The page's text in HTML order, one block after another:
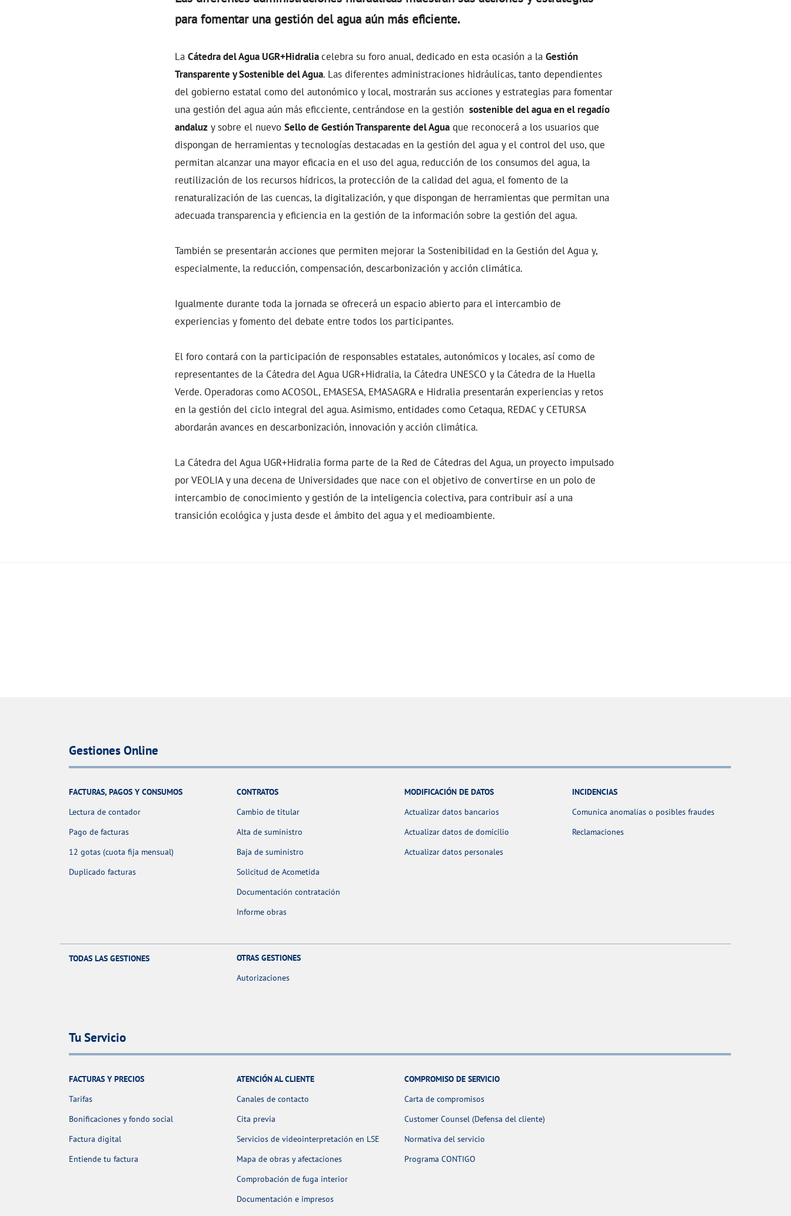
para fomentar una gestión del agua aún más eficiente.
La Cátedra del Agua UGR+Hidraliacelebra su foro anual, dedicado en esta ocasión a la Gestión
Transparente y Sostenible del Agua. Las diferentes administraciones hidráulicas, tanto dependientes
del gobierno estatal como del autonómico y local, mostrarán sus acciones y estrategias para fomentar
una gestión del agua aún más eficciente, centrándose en la gestión sostenible del agua en el regadío
andaluz y sobre el nuevo Sello de GestiónTransparente del Agua que reconocerá a los usuarios que
dispongan de herramientas y tecnologías destacadas en la gestión del agua y el control del uso, que
permitan alcanzar una mayor eficacia en el uso del agua, reducción de los consumos del agua, la
reutilización de los recursos hídricos, la protección de la calidad del agua, el fomento de la
renaturalización de las cuencas, la digitalización, y que dispongan de herramientas que permitan una
adecuada transparencia y eficiencia en la gestión de la información sobre la gestión del agua.
También se presentarán acciones que permiten mejorar la Sostenibilidad en la Gestión del Agua y,
especialmente, la reducción, compensación, descarbonización y acción climática.
Igualmente durante toda la jornada se ofrecerá un espacio abierto para el intercambio de
experiencias y fomento del debate entre todos los participantes.
El foro contará con la participación de responsables estatales, autonómicos y locales, así como de
representantes de la Cátedra del Agua UGR+Hidralia, la Cátedra UNESCO y la Cátedra de la Huella
Verde. Operadoras como ACOSOL, EMASESA, EMASAGRA e Hidralia presentarán experiencias y retos
en la gestión del ciclo integral del agua. Asimismo, entidades como Cetaqua, REDAC y CETURSA
abordarán avances en descarbonización, innovación y acción climática.
La Cátedra del Agua UGR+Hidralia forma parte de la Red de Cátedras del Agua, un proyecto impulsado
por VEOLIA y una decena de Universidades que nace con el objetivo de convertirse en un polo de
intercambio de conocimiento y gestión de la inteligencia colectiva, para contribuir así a una
transición ecológica y justa desde el ámbito del agua y el medioambiente.
Gestiones Online
FACTURAS, PAGOS Y CONSUMOS
Lectura de contador
Pago de facturas
12 gotas (cuota fija mensual)
Duplicado facturas
CONTRATOS
Cambio de titular
Alta de suministro
Baja de suministro
Solicitud de Acometida
Documentación contratación
Informe obras
MODIFICACIÓN DE DATOS
Actualizar datos bancarios
Actualizar datos de domicilio
Actualizar datos personales
INCIDENCIAS
Comunica anomalías o posibles fraudes
Reclamaciones
TODAS LAS GESTIONES
OTRAS GESTIONES
Autorizaciones
Tu Servicio
FACTURAS Y PRECIOS
Tarifas
Bonificaciones y fondo social
Factura digital
Entiende tu factura
ATENCIÓN AL CLIENTE
Canales de contacto
Cita previa
Servicios de videointerpretación en LSE
Mapa de obras y afectaciones
Comprobación de fuga interior
Documentación e impresos
COMPROMISO DE SERVICIO
Carta de compromisos
Customer Counsel (Defensa del cliente)
Normativa del servicio
Programa CONTIGO